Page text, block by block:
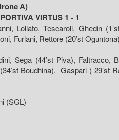
A)
VIRTUS 1 - 1
Lollato, Tescaroli, Ghedin
Furlani, Rettore (20’st
Sega (44’st Piva), Faltracco,
Boudhina), Gaspari ( 29’st
(SGL)